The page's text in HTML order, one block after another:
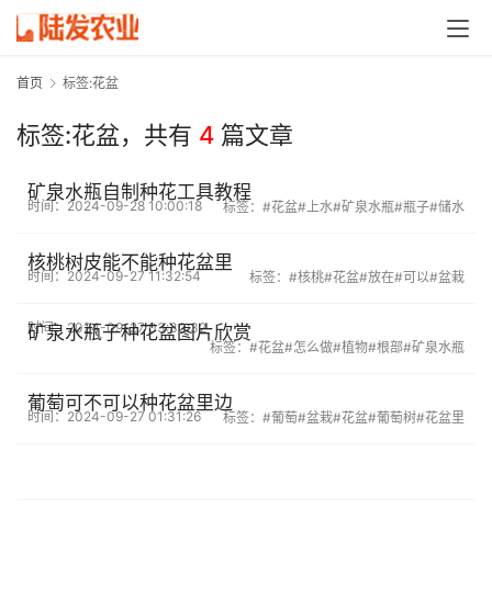
首页 标签:花盆
标签:花盆， 共有 4 篇文章
矿泉水瓶自制种花工具教程
时间：2024-09-28 10:00:18 标签： #花盆#上水#矿泉水瓶#瓶子#储水
核桃树皮能不能种花盆里
时间：2024-09-27 11:32:54 标签： #核桃#花盆#放在#可以#盆栽
矿泉水瓶子种花盆图片欣赏
时间：2024-09-27 03:30:32
标签： #花盆#怎么做#植物#根部#矿泉水瓶
葡萄可不可以种花盆里边
时间：2024-09-27 01:31:26 标签： #葡萄#盆栽#花盆#葡萄树#花盆里